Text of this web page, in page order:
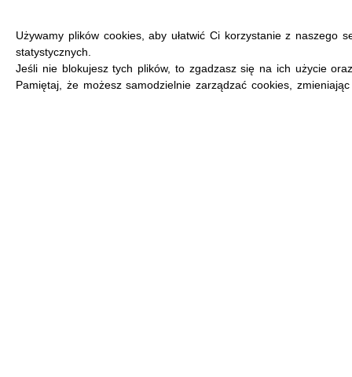
Używamy plików cookies, aby ułatwić Ci korzystanie z naszego
statystycznych.
Jeśli nie blokujesz tych plików, to zgadzasz się na ich użycie
Pamiętaj, że możesz samodzielnie zarządzać cookies,